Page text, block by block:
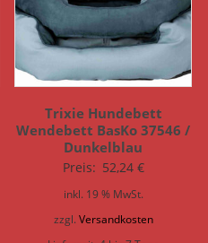
Trixie Hundebett
Wendebett BasKo 37546 /
Dunkelblau
Preis: 52,24 €
inkl. 19 % MwSt.
zzgl. Versandkosten